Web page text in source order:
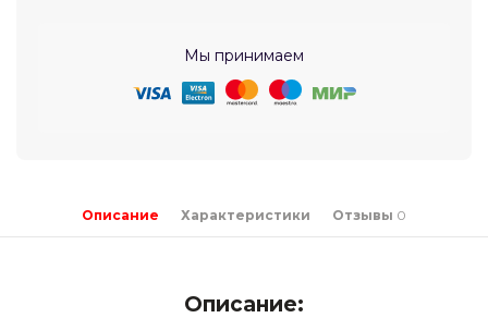
Мы принимаем
Описание Характеристики Отзывы 0
Описание: